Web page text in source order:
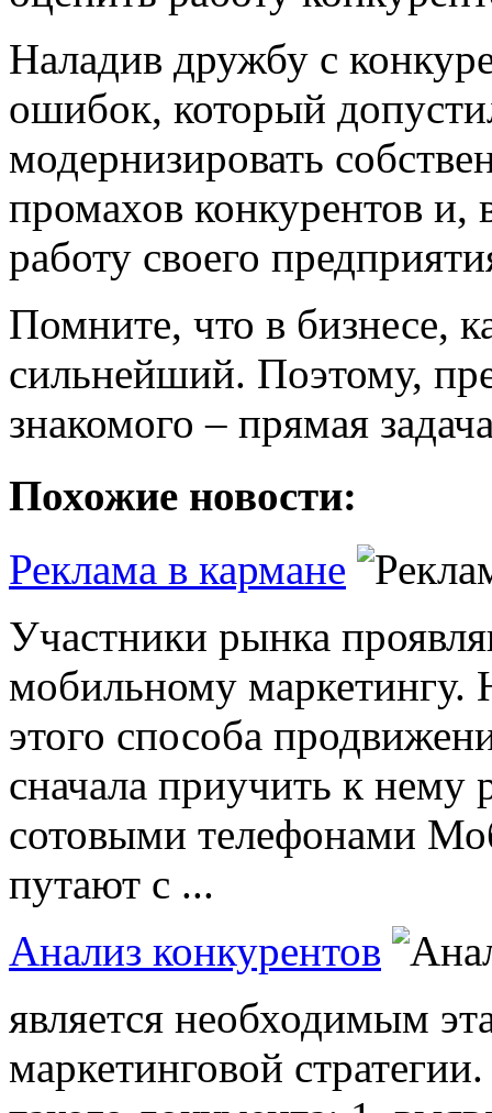
Наладив дружбу с
ошибок, который
модернизировать
промахов конкурентов
работу своего
Помните, что в бизнесе,
сильнейший. Поэтому,
знакомого – прямая
Похожие новости:
Реклама в кармане
Участники рынка
мобильному маркетингу.
этого способа
сначала приучить к нему
сотовыми телефонами
путают с ...
Анализ конкурентов
является необходимым
маркетинговой